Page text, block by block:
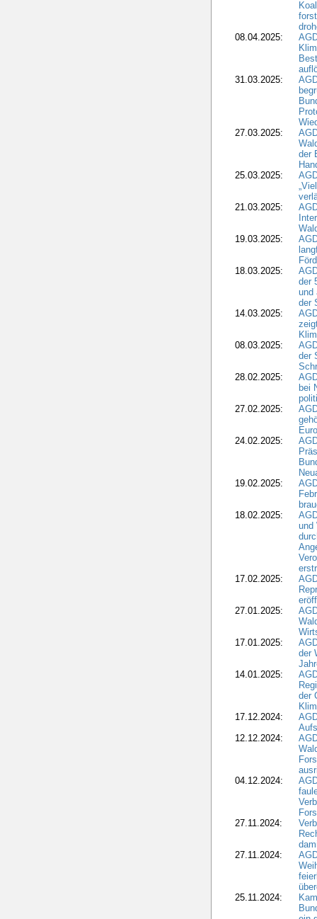
08.04.2025:
31.03.2025:
27.03.2025:
der
25.03.2025:
21.03.2025:
19.03.2025:
18.03.2025:
der
und
der
14.03.2025:
08.03.2025:
der
28.02.2025:
bei
27.02.2025:
24.02.2025:
19.02.2025:
18.02.2025:
und
17.02.2025:
27.01.2025:
17.01.2025:
der
14.01.2025:
der
17.12.2024:
12.12.2024:
04.12.2024:
27.11.2024:
27.11.2024:
25.11.2024: